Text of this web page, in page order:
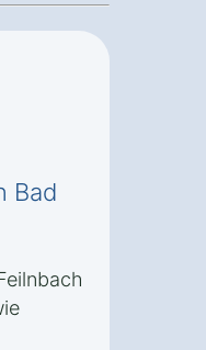
Bad